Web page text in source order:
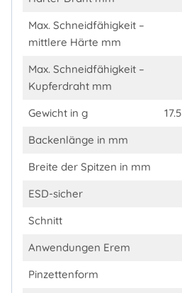
Max. Schneidfähigkeit –
mittlere Härte mm
Max. Schneidfähigkeit –
Kupferdraht mm
Gewicht in g
17.5
Backenlänge in mm
Breite der Spitzen in mm
ESD-sicher
Schnitt
Anwendungen Erem
Pinzettenform